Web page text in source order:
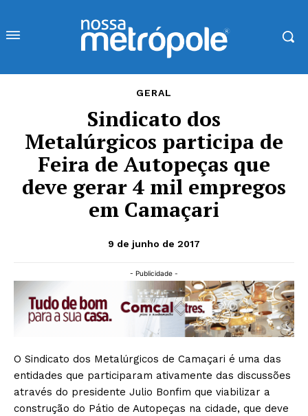
GERAL
Sindicato dos
Metalúrgicos participa de
Feira de Autopeças que
deve gerar 4 mil empregos
em Camaçari
9 de junho de 2017
- Publicidade -
O Sindicato dos Metalúrgicos de Camaçari é uma das
entidades que participaram ativamente das discussões
através do presidente Julio Bonfim que viabilizar a
construção do Pátio de Autopeças na cidade, que deve